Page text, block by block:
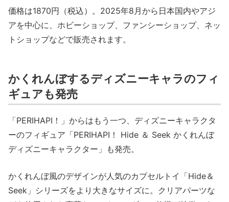
価格は1870円（税込）。2025年8月から日本国内やアジ
アを中心に、ホビーショップ、ファンシーショップ、ネッ
トショップなどで販売されます。
かくれんぼするディズニーキャラのフィ
ギュアも発売
「PERIHAPI！」からはもう一つ、ディズニーキャラクタ
ーのフィギュア「PERIHAPI！ Hide ＆ Seek かくれんぼ
ディズニーキャラクター」も発売。
かくれんぼ風のデザインが人気のカプセルトイ「Hide＆
Seek」シリーズをより大きなサイズに。クリアパーツな